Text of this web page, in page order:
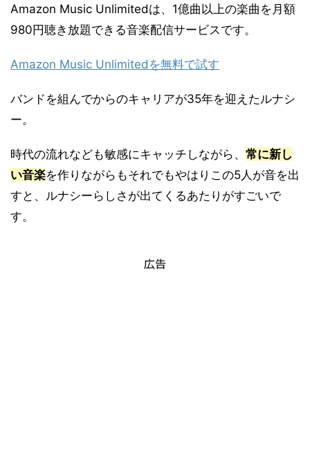
Amazon Music Unlimitedは、1億曲以上の楽曲を月額
980円聴き放題できる音楽配信サービスです。
Amazon Music Unlimitedを無料で試す
バンドを組んでからのキャリアが35年を迎えたルナシ
ー。
時代の流れなども敏感にキャッチしながら、 常に新し
い音楽を作りながらもそれでもやはりこの5人が音を出
すと、ルナシーらしさが出てくるあたりがすごいで
す。
広告